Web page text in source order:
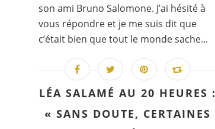
son ami Bruno Salomone. J’ai hésité à
vous répondre et je me suis dit que
c’était bien que tout le monde sache...
LÉA SALAMÉ AU 20 HEURES :
« SANS DOUTE, CERTAINES